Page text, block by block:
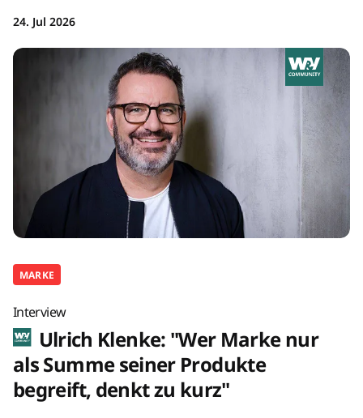
24. Jul 2026
MARKE
Interview
Ulrich Klenke: "Wer Marke nur
als Summe seiner Produkte
begreift, denkt zu kurz"